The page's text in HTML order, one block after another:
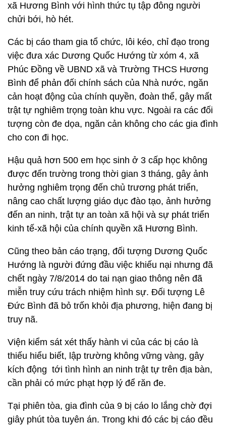
xã Hương Bình với hình thức tụ tập đông người
chửi bới, hò hét.
Các bị cáo tham gia tổ chức, lôi kéo, chỉ đạo trong
việc đưa xác Dương Quốc Hướng từ xóm 4, xã
Phúc Đồng về UBND xã và Trường THCS Hương
Bình để phản đối chính sách của Nhà nước, ngăn
cản hoạt động của chính quyền, đoàn thể, gây mất
trật tự nghiêm trọng toàn khu vực. Ngoài ra các đối
tượng còn đe dọa, ngăn cản không cho các gia đình
cho con đi học.
Hậu quả hơn 500 em học sinh ở 3 cấp học không
được đến trường trong thời gian 3 tháng, gây ảnh
hưởng nghiêm trọng đến chủ trương phát triển,
nâng cao chất lượng giáo dục đào tạo, ảnh hưởng
đến an ninh, trật tự an toàn xã hội và sự phát triển
kinh tế-xã hội của chính quyền xã Hương Bình.
Cũng theo bản cáo trạng, đối tượng Dương Quốc
Hướng là người đứng đầu việc khiếu nại nhưng đã
chết ngày 7/8/2014 do tai nạn giao thông nên đã
miễn truy cứu trách nhiệm hình sự. Đối tượng Lê
Đức Bình đã bỏ trốn khỏi địa phương, hiện đang bị
truy nã.
Viện kiểm sát xét thấy hành vi của các bị cáo là
thiếu hiểu biết, lập trường không vững vàng, gây
kích động tới tình hình an ninh trật tự trên địa bàn,
cần phải có mức phạt hợp lý để răn đe.
Tại phiên tòa, gia đình của 9 bị cáo lo lắng chờ đợi
giây phút tòa tuyên án. Trong khi đó các bị cáo đều